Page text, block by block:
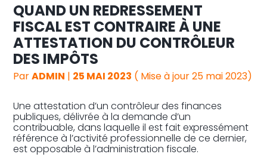
QUAND UN REDRESSEMENT
FISCAL EST CONTRAIRE À UNE
ATTESTATION DU CONTRÔLEUR
DES IMPÔTS
ParADMIN | 25 MAI 2023 ( Mise à jour 25 mai 2023)
Une attestation d’un contrôleur des finances
publiques, délivrée à la demande d’un
contribuable, dans laquelle il est fait expressément
référence à l’activité professionnelle de ce dernier,
est opposable à l’administration fiscale.